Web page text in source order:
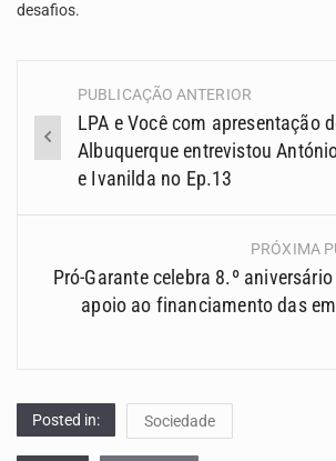
desafios.
Navegação
(Posts)
PUBLICAÇÃO ANTERIOR
LPA e Você com apresentação
Albuquerque entrevistou
e Ivanilda no Ep.13
PRÓXIMA
Pró-Garante celebra 8.º
apoio ao financiamento das
Posted in: Sociedade